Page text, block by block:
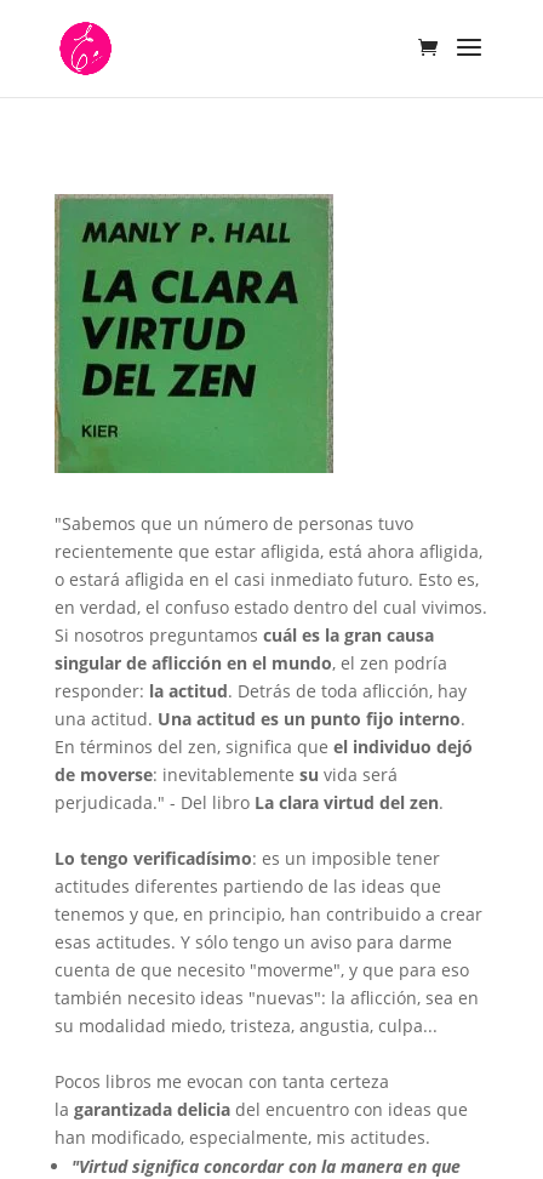
"Sabemos que un número de personas tuvo
recientemente que estar afligida, está ahora afligida,
o estará afligida en el casi inmediato futuro. Esto es,
en verdad, el confuso estado dentro del cual vivimos.
Si nosotros preguntamos cuál es la gran causa
singular de aflicción en el mundo, el zen podría
responder: la actitud. Detrás de toda aflicción, hay
una actitud. Una actitud es un punto fijo interno.
En términos del zen, significa que el individuo dejó
de moverse: inevitablemente su vida será
perjudicada." - Del libro La clara virtud del zen.
Lo tengo verificadísimo: es un imposible tener
actitudes diferentes partiendo de las ideas que
tenemos y que, en principio, han contribuido a crear
esas actitudes. Y sólo tengo un aviso para darme
cuenta de que necesito "moverme", y que para eso
también necesito ideas "nuevas": la aflicción, sea en
su modalidad miedo, tristeza, angustia, culpa...
Pocos libros me evocan con tanta certeza
la garantizada deliciadel encuentro con ideas que
han modificado, especialmente, mis actitudes.
"Virtud significa concordar con la manera en que